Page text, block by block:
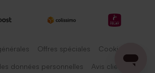
Offres spéciales Cookies
données personnelles Avis client